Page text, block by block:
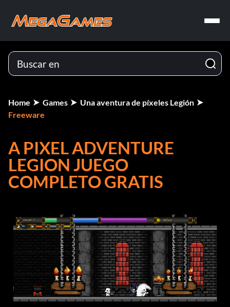
Home Games
Una aventura de píxeles Legión
Freeware
A PIXEL ADVENTURE
LEGION JUEGO
COMPLETO GRATIS